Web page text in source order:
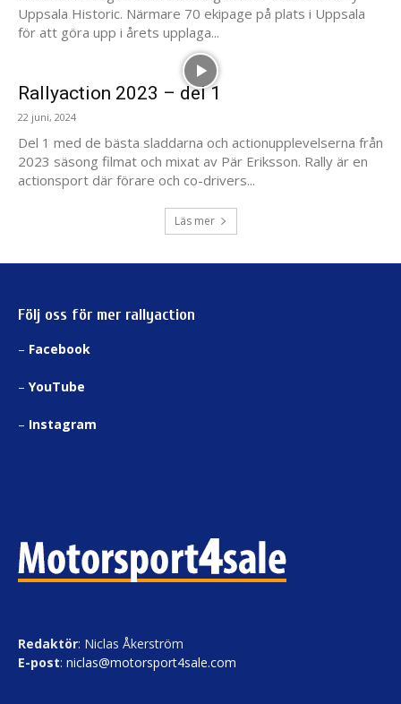
Uppsala Historic. Närmare 70 ekipage på plats i Uppsala
för att göra upp i årets upplaga...
Rallyaction 2023 – del 1
22 juni, 2024
Del 1 med de bästa sladdarna och actionupplevelserna från
2023 säsong filmat och mixat av Pär Eriksson. Rally är en
actionsport där förare och co-drivers...
Läs mer
Följ oss för mer rallyaction
– Facebook
– YouTube
– Instagram
Redaktör: Niclas Åkerström
E-post: niclas@motorsport4sale.com